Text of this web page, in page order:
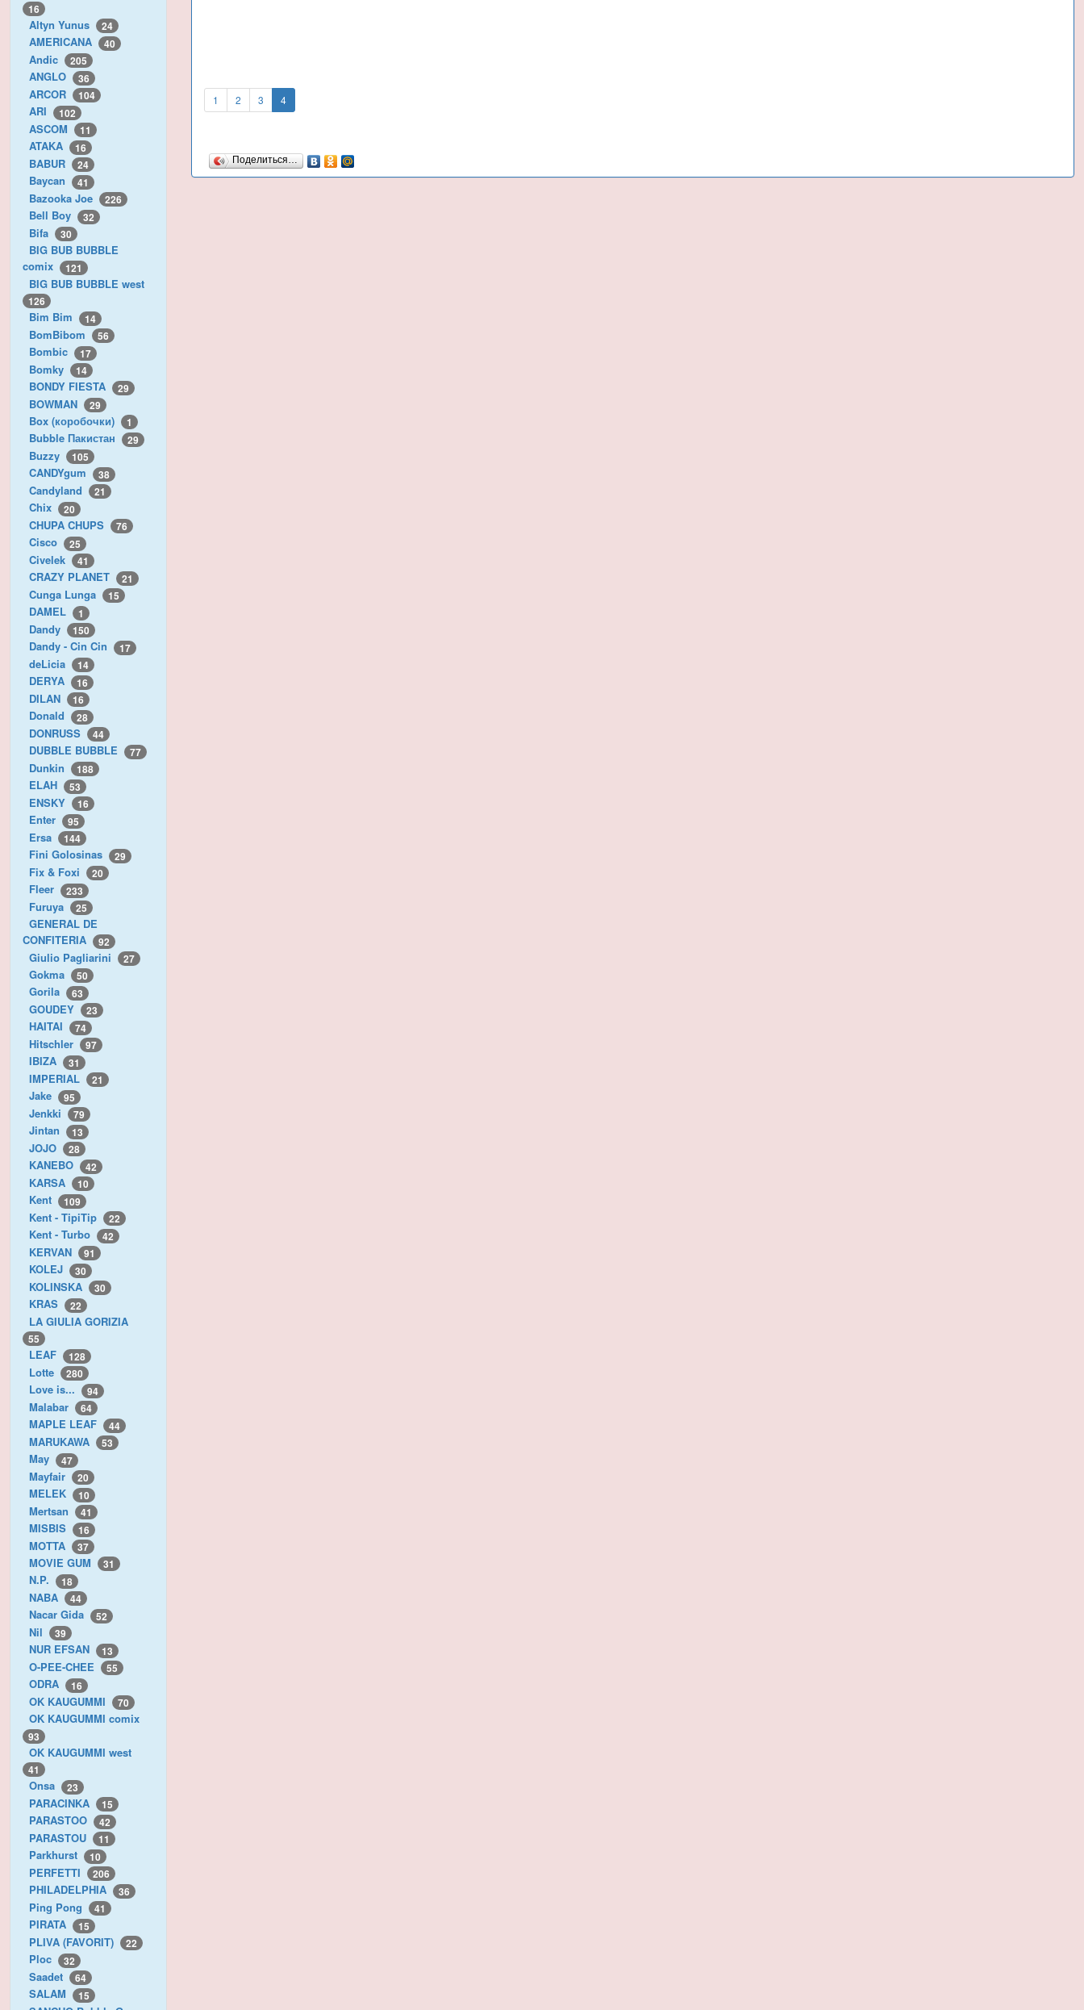
16
Altyn Yunus 24
AMERICANA 40
Andic 205
ANGLO 36
ARCOR 104
ARI 102
ASCOM 11
ATAKA 16
BABUR 24
Baycan 41
Bazooka Joe 226
Bell Boy 32
Bifa 30
BIG BUB BUBBLE
comix
121
BIG BUB BUBBLE west
126
Bim Bim 14
BomBibom 56
Bombic 17
Bomky 14
BONDY FIESTA 29
BOWMAN 29
Box (коробочки) 1
Bubble Пакистан 29
Buzzy 105
CANDYgum 38
Candyland 21
Chix 20
CHUPA CHUPS 76
Cisco 25
Civelek 41
CRAZY PLANET 21
Cunga Lunga 15
DAMEL 1
Dandy 150
Dandy - Cin Cin 17
deLicia 14
DERYA 16
DILAN 16
Donald 28
DONRUSS 44
DUBBLE BUBBLE 77
Dunkin 188
ELAH 53
ENSKY 16
Enter 95
Ersa 144
Fini Golosinas 29
Fix & Foxi 20
Fleer 233
Furuya 25
GENERAL DE
CONFITERIA
92
Giulio Pagliarini 27
Gokma 50
Gorila 63
GOUDEY 23
HAITAI 74
Hitschler 97
IBIZA 31
IMPERIAL 21
Jake 95
Jenkki 79
Jintan 13
JOJO 28
KANEBO 42
KARSA 10
Kent 109
Kent - TipiTip 22
Kent - Turbo 42
KERVAN 91
KOLEJ 30
KOLINSKA 30
KRAS 22
LA GIULIA GORIZIA
55
LEAF 128
Lotte 280
Love is... 94
Malabar 64
MAPLE LEAF 44
MARUKAWA 53
May 47
Mayfair 20
MELEK 10
Mertsan 41
MISBIS 16
MOTTA 37
MOVIE GUM 31
N.P. 18
NABA 44
Nacar Gida 52
Nil 39
NUR EFSAN 13
O-PEE-CHEE 55
ODRA 16
OK KAUGUMMI 70
OK KAUGUMMI comix
93
OK KAUGUMMI west
41
Onsa 23
PARACINKA 15
PARASTOO 42
PARASTOU 11
Parkhurst 10
PERFETTI 206
PHILADELPHIA 36
Ping Pong 41
PIRATA 15
PLIVA (FAVORIT) 22
Ploc 32
Saadet 64
SALAM 15
1 2 3 4
Поделиться…